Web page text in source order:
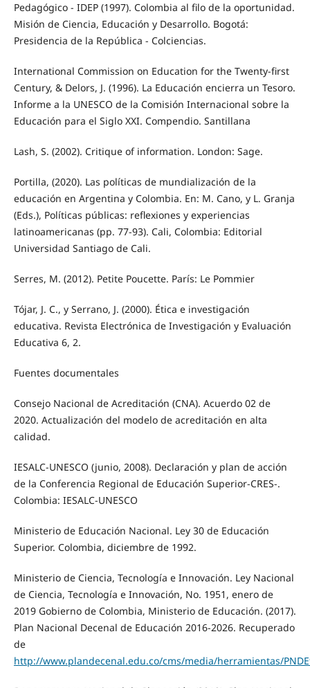
Pedagógico - IDEP (1997). Colombia al filo de la oportunidad.
Misión de Ciencia, Educación y Desarrollo. Bogotá:
Presidencia de la República - Colciencias.
International Commission on Education for the Twenty-first
Century, & Delors, J. (1996). La Educación encierra un Tesoro.
Informe a la UNESCO de la Comisión Internacional sobre la
Educación para el Siglo XXI. Compendio. Santillana
Lash, S. (2002). Critique of information. London: Sage.
Portilla, (2020). Las políticas de mundialización de la
educación en Argentina y Colombia. En: M. Cano, y L. Granja
(Eds.), Políticas públicas: reflexiones y experiencias
latinoamericanas (pp. 77-93). Cali, Colombia: Editorial
Universidad Santiago de Cali.
Serres, M. (2012). Petite Poucette. París: Le Pommier
Tójar, J. C., y Serrano, J. (2000). Ética e investigación
educativa. Revista Electrónica de Investigación y Evaluación
Educativa 6, 2.
Fuentes documentales
Consejo Nacional de Acreditación (CNA). Acuerdo 02 de
2020. Actualización del modelo de acreditación en alta
calidad.
IESALC-UNESCO (junio, 2008). Declaración y plan de acción
de la Conferencia Regional de Educación Superior-CRES-.
Colombia: IESALC-UNESCO
Ministerio de Educación Nacional. Ley 30 de Educación
Superior. Colombia, diciembre de 1992.
Ministerio de Ciencia, Tecnología e Innovación. Ley Nacional
de Ciencia, Tecnología e Innovación, No. 1951, enero de
2019 Gobierno de Colombia, Ministerio de Educación. (2017).
Plan Nacional Decenal de Educación 2016-2026. Recuperado
de
http://www.plandecenal.edu.co/cms/media/herramientas/